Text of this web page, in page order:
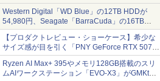
限を実施したニュースが注目を集める AKIBA
PC Hotline! 先週のアクセスランキング 26年7月
27日～26年8月3日
Western Digital「WD Blue」の12TB HDDが
54,980円、Seagate「BarraCuda」の16TB
HDDが64,980円などが特売、NAS・ビジネス向
けは上昇傾向 [8月前半のHDD価格]
【プロダクトレビュー・ショーケース】希少な
サイズ感が目を引く「PNY GeForce RTX 5070
Ti 16GB OC SLIM」。準ハイエンドでも2スロ
ット厚で長さ30cm切り！スリムボディでもパフ
ォーマンスと冷却は万全 text by 内田 泰仁
Ryzen AI Max+ 395やメモリ128GB搭載のスリ
ムAIワークステーション「EVO-X3」がGMKtec